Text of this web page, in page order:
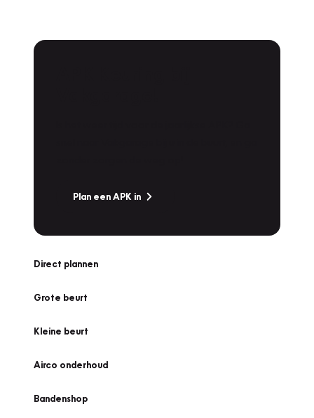
Plan een APK in
Direct plannen
Grote beurt
Kleine beurt
Airco onderhoud
Bandenshop